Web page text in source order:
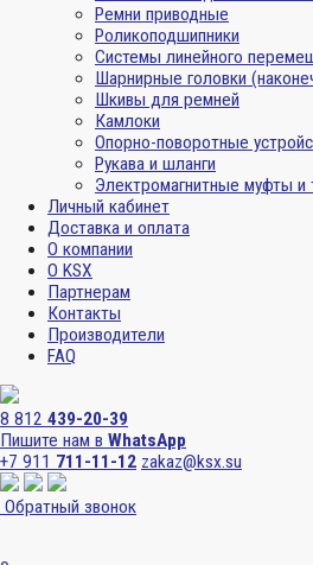
Ремни приводные
Роликоподшипники
Системы линейного
Шарнирные головки
Шкивы для ремней
Камлоки
Опорно-поворотные
Рукава и шланги
Электромагнитные муфты и
Личный кабинет
Доставка и оплата
О компании
О KSX
Партнерам
Контакты
Производители
FAQ
8 812 439-20-39
Пишите нам в WhatsApp
+7 911 711-11-12 zakaz@ksx.su
Обратный звонок